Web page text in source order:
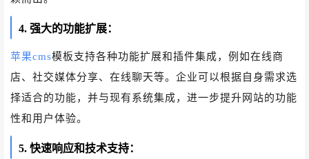
4. 强大的功能扩展：
苹果cms模板支持各种功能扩展和插件集成，例如在线商
店、社交媒体分享、在线聊天等。企业可以根据自身需求选
择适合的功能，并与现有系统集成，进一步提升网站的功能
性和用户体验。
5. 快速响应和技术支持：